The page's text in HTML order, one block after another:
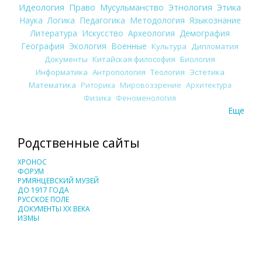
Идеология Право Мусульманство Этнология Этика
Наука Логика Педагогика Методология Языкознание
Литература Искусство Археология Демография
География Экология Военные Культура
Дипломатия
Документы Китайская философия Биология
Информатика Антропология Теология Эстетика
Математика Риторика Мировоззрение Архитектура
Физика Феноменология
Еще
Родственные сайты
ХРОНОС
ФОРУМ
РУМЯНЦЕВСКИЙ МУЗЕЙ
ДО 1917 ГОДА
РУССКОЕ ПОЛЕ
ДОКУМЕНТЫ XX ВЕКА
ИЗМЫ